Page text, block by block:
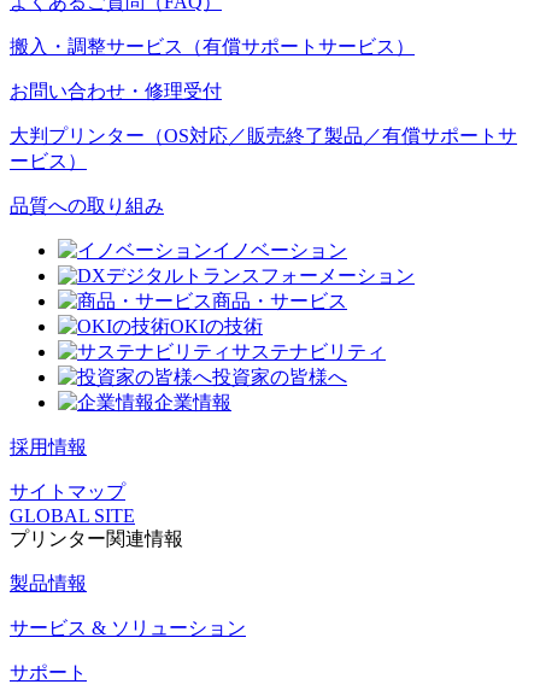
搬入・調整サービス（有償サポートサービス）
お問い合わせ・修理受付
大判プリンター（OS対応／販売終了製品／有償サポートサ
ービス）
品質への取り組み
イノベーション
デジタルトランスフォーメーション
商品・サービス
OKIの技術
サステナビリティ
投資家の皆様へ
企業情報
採用情報
サイトマップ
GLOBAL SITE
プリンター関連情報
製品情報
サービス & ソリューション
サポート